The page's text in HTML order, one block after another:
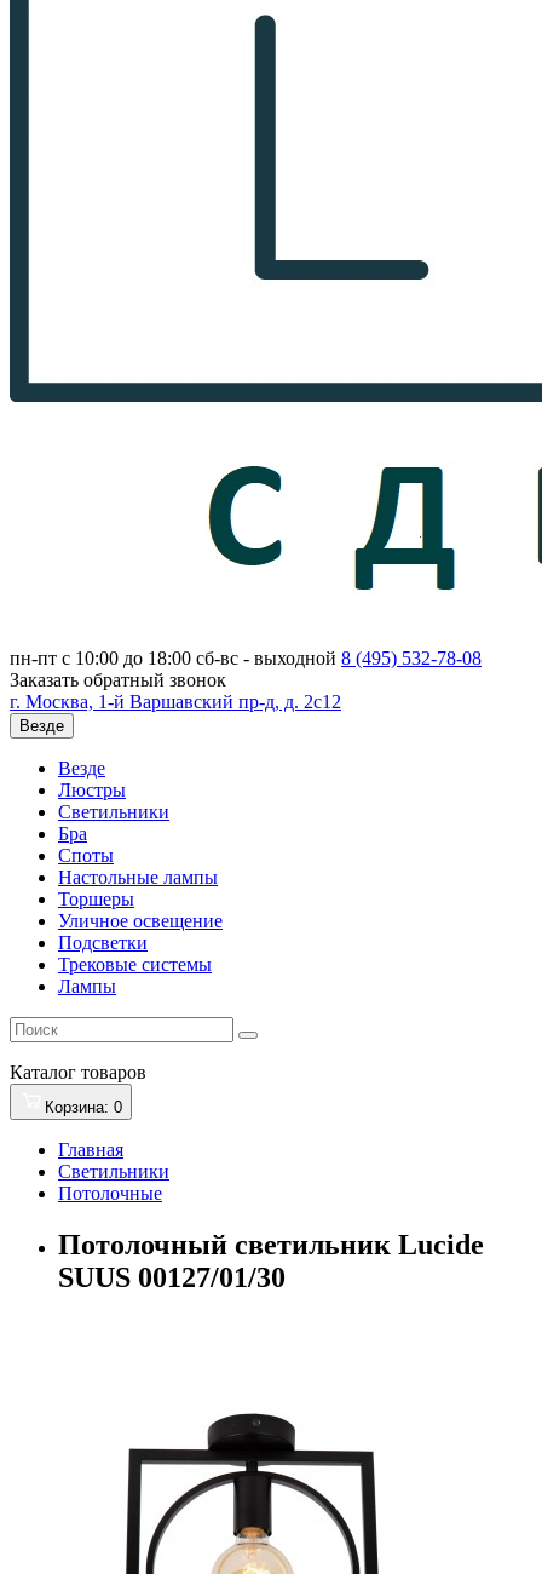
пн-пт с 10:00 до 18:00 сб-вс - выходной 8 (495) 532-78-08
Заказать обратный звонок
г. Москва, 1-й Варшавский пр-д, д. 2с12
Везде
Везде
Люстры
Светильники
Бра
Споты
Настольные лампы
Торшеры
Уличное освещение
Подсветки
Трековые системы
Лампы
Каталог товаров
Корзина: 0
Главная
Светильники
Потолочные
Потолочный светильник Lucide
SUUS 00127/01/30